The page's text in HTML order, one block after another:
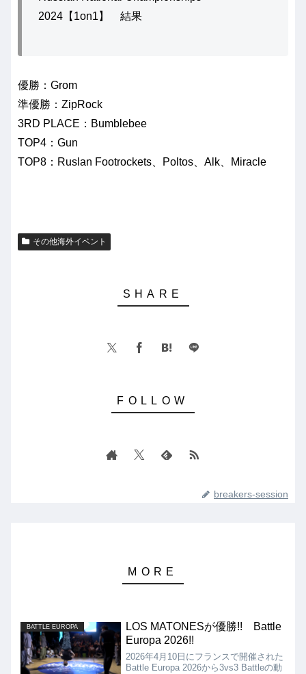
2024【1on1】 結果
優勝：Grom
準優勝：ZipRock
3RD PLACE：Bumblebee
TOP4：Gun
TOP8：Ruslan Footrockets、Poltos、Alk、Miracle
その他海外イベント
breakers-session
BATTLE EUROPA
LOS MATONESが優勝!! Battle
Europa 2026!!
2026年4月10日にフランスで開催された
Battle Europa 2026から3vs3 Battleの動